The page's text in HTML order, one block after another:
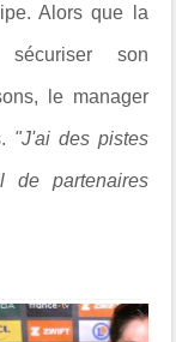
Alors que la
son
le manager
"J'ai des pistes
de partenaires